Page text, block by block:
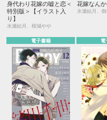
身代わり花嫁の嘘と恋＜
特別版＞【イラスト入
り】
水瀬結月、桜城やや
花嫁なん
水瀬結月、
電子書籍 電